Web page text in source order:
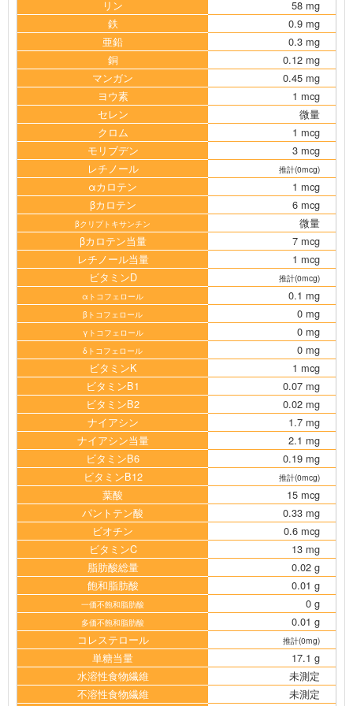
リン
58 mg
鉄
0.9 mg
亜鉛
0.3 mg
銅
0.12 mg
マンガン
0.45 mg
ヨウ素
1 mcg
セレン
微量
クロム
1 mcg
モリブデン
3 mcg
レチノール
推計(0mcg)
αカロテン
1 mcg
βカロテン
6 mcg
βクリプトキサンチン
微量
βカロテン当量
7 mcg
レチノール当量
1 mcg
ビタミンD
推計(0mcg)
αトコフェロール
0.1 mg
βトコフェロール 0 mg
γトコフェロール 0 mg
δトコフェロール
0 mg
ビタミンK
1 mcg
ビタミンB1
0.07 mg
ビタミンB2
0.02 mg
ナイアシン
1.7 mg
ナイアシン当量
2.1 mg
ビタミンB6
0.19 mg
ビタミンB12
推計(0mcg)
葉酸
15 mcg
パントテン酸
0.33 mg
ビオチン
0.6 mcg
ビタミンC
13 mg
脂肪酸総量
0.02 g
飽和脂肪酸
0.01 g
一価不飽和脂肪酸 0 g
多価不飽和脂肪酸
0.01 g
コレステロール
推計(0mg)
単糖当量
17.1 g
水溶性食物繊維
未測定
不溶性食物繊維
未測定